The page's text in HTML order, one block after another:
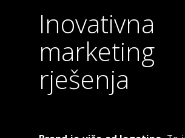
Inovativna
marketing
rješenja